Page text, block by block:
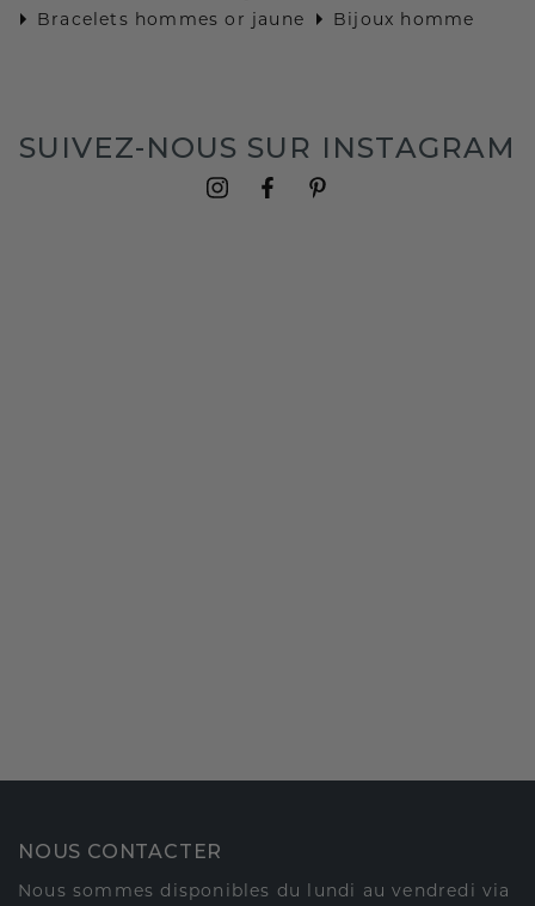
Bracelets hommes or jaune
Bijoux homme
SUIVEZ-NOUS SUR INSTAGRAM
NOUS CONTACTER
Nous sommes disponibles du lundi au vendredi via